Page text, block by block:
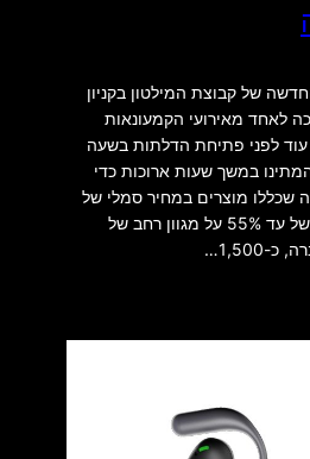
של קבוצת המילטון בקניון
לאחד מאירועי הקמעונאות
לפני פתיחת הדלתות בשעה
המתינו במשך שעות ארוכות כדי
שכללו מוצרים במחיר סמלי של
10 שקלים לצד הנחות של עד 55% על מגוון רחב של
1,500…